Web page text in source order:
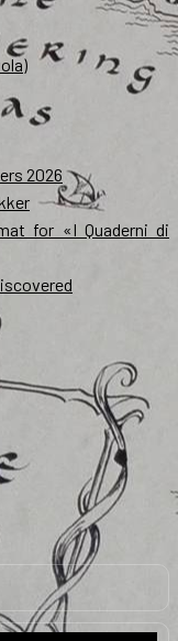
2026
for «I Quaderni di